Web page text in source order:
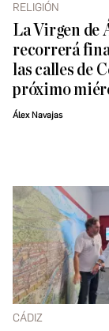
RELIGIÓN
La Virgen de
recorrerá
las calles de
próximo
Álex Navajas
CÁDIZ